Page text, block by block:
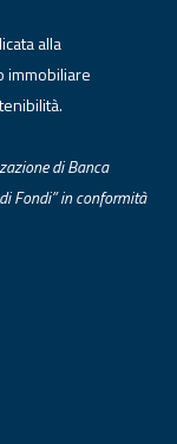
alla
immobiliare
di Banca
Fondi” in conformità